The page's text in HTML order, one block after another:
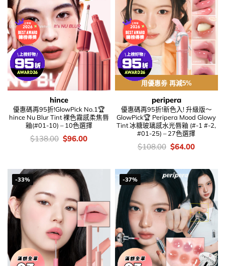
hince
優惠碼再95折!GlowPick No.1🏆
hince Nu Blur Tint 裸色霧感柔焦唇
釉(#01-10) – 10色選擇
價
錢：
$138.00 Original
price
$96.00Current
用優惠劵 再減5%
peripera
優惠碼再95折!新色入! 升級版～
GlowPick🏆 Peripera Mood Glowy
Tint 冰糖玻璃感水光唇釉 (#-1 #-2,
#01-25) – 27色選擇
價
錢：
$108.00 Original
price
$108.00.
$64.00Current
$64.00.
-33% -37%